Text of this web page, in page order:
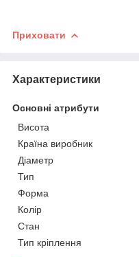
Приховати
Характеристики
Основні атрибути
Висота
Країна виробник
Діаметр
Тип
Форма
Колір
Стан
Тип кріплення